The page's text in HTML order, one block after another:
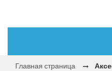
Главная страница